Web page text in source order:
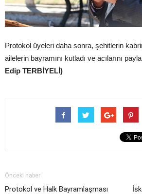
Protokol üyeleri daha sonra, şehitlerin
ailelerin bayramını kutladı ve acılarını
Edip TERBİYELİ)
Önceki haber
Protokol ve Halk Bayramlaşması